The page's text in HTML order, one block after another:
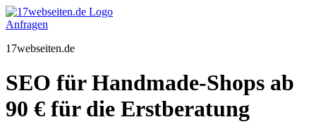
Zum
Inhalt
Anfragen
17webseiten.de
SEO für Handmade-Shops ab
90 € für die Erstberatung